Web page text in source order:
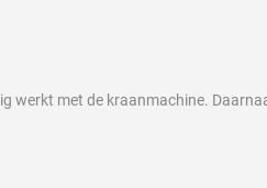
werkt met de kraanmachine.